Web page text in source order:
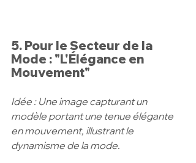
5. Pour le Secteur de la
Mode : "L'Élégance en
Mouvement"
Idée : Une image capturant un
modèle portant une tenue élégante
en mouvement, illustrant le
dynamisme de la mode.